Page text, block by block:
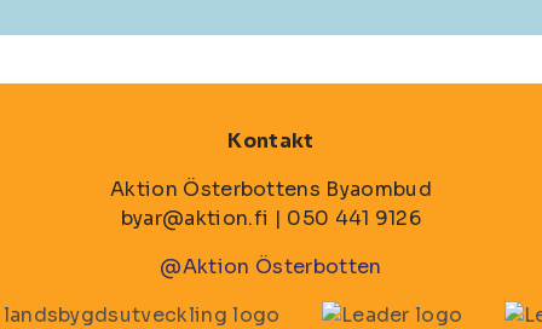
Kontakt
Aktion Österbottens Byaombud
byar@aktion.fi | 050 441 9126
@Aktion Österbotten
Bild